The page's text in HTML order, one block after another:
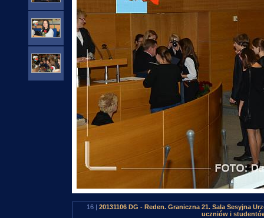
16 | 20131106 DG - Reden. Graniczna 21. Sala Sesyjna
uczniów i